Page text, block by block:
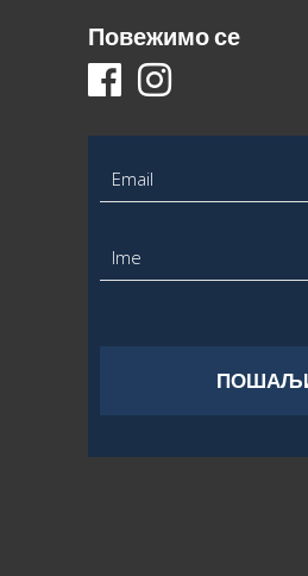
Повежимо се